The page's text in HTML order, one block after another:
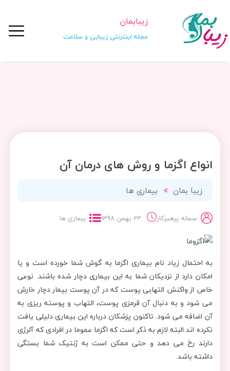
زیبابمان
مجله اینترنتی زیبایی و سلامت
انواع اگزما و روش های درمان آن
زیبا بمان بیماری ها
سمانه پرهیزکار 23 بهمن 1398 بیماری ها
به احتمال زیاد نام بیماری اگزما به گوش شما خورده است و یا
امکان دارد از نزدیکان شما به این بیماری دچار شده باشند. نوعی
خاص از واکنش التهابی پوستکه در آن پوست بیمار دچار خارش
می شود و به دنبال آن قرمزی پوست، التهاب و پوسته ریزی به
آن اضافه می شود. تاکنون پزشکان درباره این بیماری دلیلی یافت
نکرده اند البته لازم به ذکر است که اگزما عموما در افرادی که آلرژی
دارند رخ می دهد و حتی ممکن است به ژنتیک شما بستگی
داشته باشد.